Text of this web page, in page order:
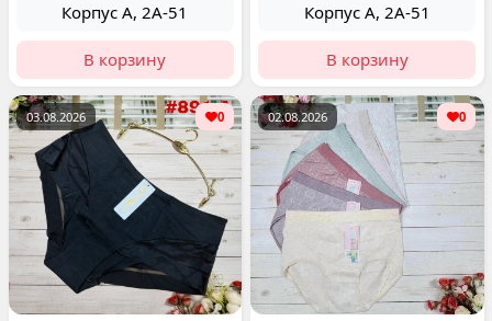
Корпус А, 2А-51
В корзину
Корпус А, 2А-51
В корзину
03.08.2026 0 02.08.2026 0